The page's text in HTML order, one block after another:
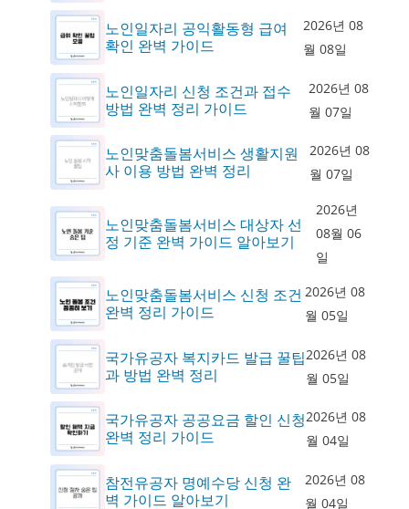
노인일자리 공익활동형 급여
확인 완벽 가이드
2026년 08
월 08일
노인일자리 신청 조건과 접수
방법 완벽 정리 가이드
2026년 08
월 07일
노인맞춤돌봄서비스 생활지원
사 이용 방법 완벽 정리
2026년 08
월 07일
노인맞춤돌봄서비스 대상자 선
정 기준 완벽 가이드 알아보기
2026년
08월 06
일
노인맞춤돌봄서비스 신청 조건
완벽 정리 가이드
2026년 08
월 05일
국가유공자 복지카드 발급 꿀팁
과 방법 완벽 정리
2026년 08
월 05일
국가유공자 공공요금 할인 신청
완벽 정리 가이드
2026년 08
월 04일
참전유공자 명예수당 신청 완
벽 가이드 알아보기
2026년 08
월 04일